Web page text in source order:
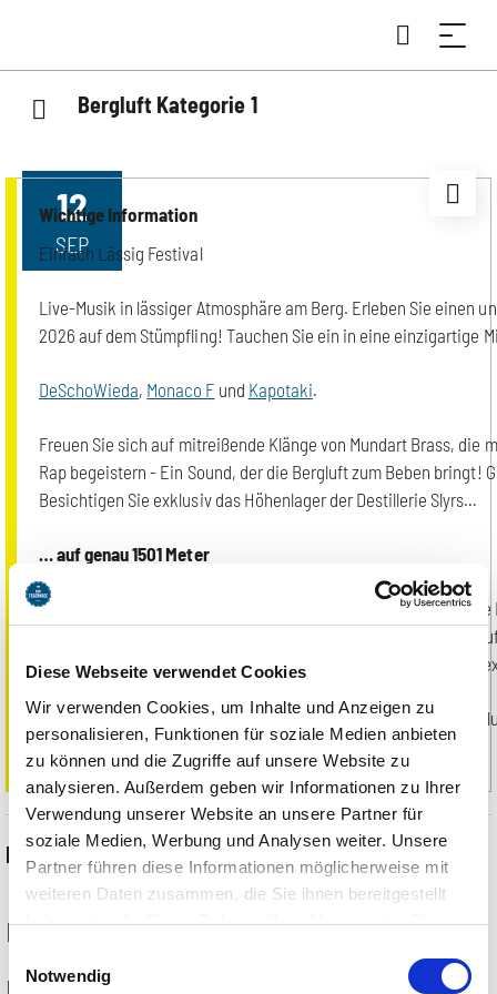
Diese Webseite verwendet Cookies
Wir verwenden Cookies, um Inhalte und Anzeigen zu
personalisieren, Funktionen für soziale Medien anbieten
zu können und die Zugriffe auf unsere Website zu
analysieren. Außerdem geben wir Informationen zu Ihrer
Verwendung unserer Website an unsere Partner für
soziale Medien, Werbung und Analysen weiter. Unsere
Partner führen diese Informationen möglicherweise mit
weiteren Daten zusammen, die Sie ihnen bereitgestellt
haben oder die Sie im Rahmen Ihrer Nutzung der Dienste
Cookies, wenn Sie unsere Webseite weiterhin nutzen.
Notwendig
Bergluft Kategorie 1
12
SEP
Wichtige Information
Einfach Lässig Festival
Live-Musik in lässiger Atmosphäre am Berg. Erleben Sie einen
2026 auf dem Stümpfling! Tauchen Sie ein in eine einzigartige
DeSchoWieda, Monaco F und Kapotaki.
Freuen Sie sich auf mitreißende Klänge von Mundart Brass,
Rap begeistern - Ein Sound, der die Bergluft zum Beben
Besichtigen Sie exklusiv das Höhenlager der Destillerie Slyrs…
… auf genau 1501 Meter
Berge vor der Haustür, eine Idee im Kopf: SLYRS Whisky, der
dafür ausgewählte Whiskyfässer wurden auf 1501 Meter Höhe
transportiert. Dort reift dieser Whisky bei reinster Bergluft und
Genießen Sie als einer von wenigen Teilnehmern bei dieser
Destillate in der Whiskey-Lounge.
Event Informationen